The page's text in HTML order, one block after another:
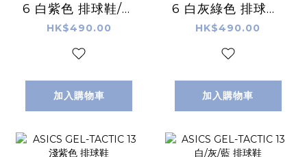
6 白紫色 排球鞋/羽
毛球鞋/手球鞋
HK$490.00
加入購物車
6 白灰綠色 排球鞋/
羽毛球鞋/手球鞋
HK$490.00
加入購物車